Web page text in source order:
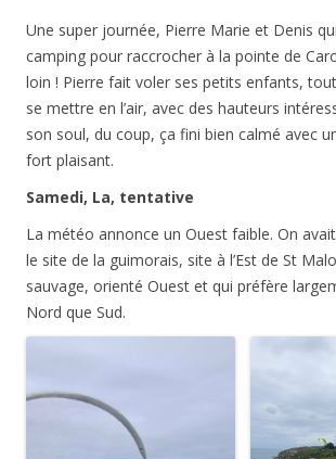
Une super journée, Pierre Marie et Denis
camping pour raccrocher à la pointe de
loin ! Pierre fait voler ses petits enfants,
se mettre en l’air, avec des hauteurs
son soul, du coup, ça fini bien calmé avec
fort plaisant.
Samedi, La, tentative
La météo annonce un Ouest faible. On
le site de la guimorais, site à l’Est de St
sauvage, orienté Ouest et qui préfère
Nord que Sud.